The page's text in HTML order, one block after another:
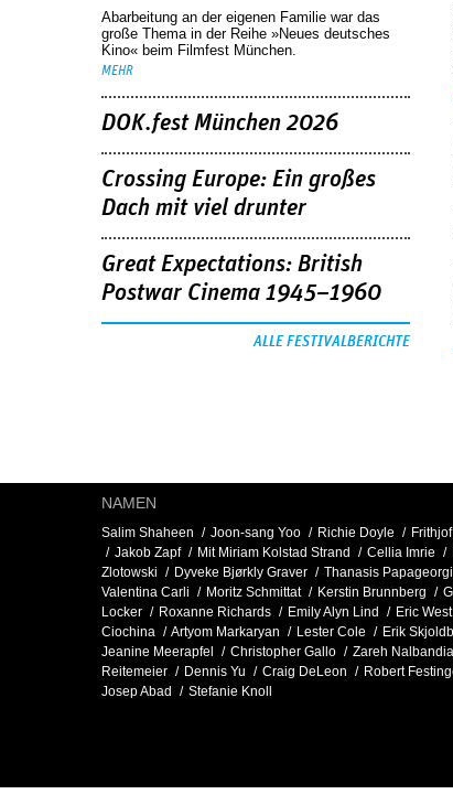
Abarbeitung an der eigenen Familie war das
große Thema in der Reihe »Neues deutsches
Kino« beim Filmfest München.
MEHR
DOK.fest München 2026
Crossing Europe: Ein großes
Dach mit viel drunter
Great Expectations: British
Postwar Cinema 1945–1960
ALLE FESTIVALBERICHTE
NAMEN
Salim Shaheen Joon-sang Yoo Richie Doyle
Jakob Zapf
Mit Miriam Kolstad Strand Cellia Imrie
Zlotowski
Dyveke Bjørkly Graver
Thanasis
Valentina Carli
Moritz Schmittat Kerstin Brunnberg
Locker
Roxanne Richards Emily Alyn Lind Eric West
Ciochina
Artyom Markaryan Lester Cole
Erik
Jeanine Meerapfel
Christopher Gallo Zareh
Reitemeier
Dennis Yu Craig DeLeon
Robert
Josep Abad
Stefanie Knoll